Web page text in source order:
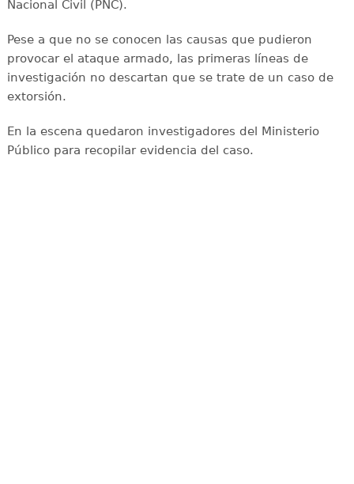
Nacional Civil (PNC).
Pese a que no se conocen las causas que pudieron
provocar el ataque armado, las primeras líneas de
investigación no descartan que se trate de un caso de
extorsión.
En la escena quedaron investigadores del Ministerio
Público para recopilar evidencia del caso.